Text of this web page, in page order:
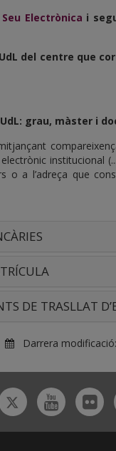
Seu Electrònica i
del centre que
grau, màster i
institucional
a l’adreça que
DE TRASLLAT
Darrera modificació:
TwitterYoutube